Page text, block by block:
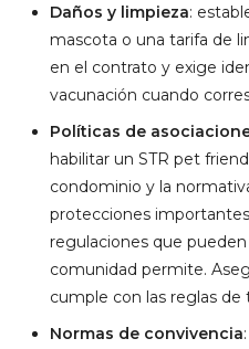
Daños y limpieza:
mascota o una tarifa de
en el contrato y exige
vacunación cuando
Políticas de
habilitar un STR pet
condominio y la
protecciones
regulaciones que
comunidad permite.
cumple con las reglas de
Normas de convivencia